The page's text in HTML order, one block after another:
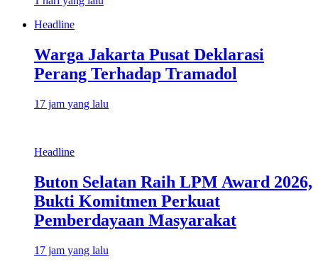
Headline
Warga Jakarta Pusat Deklarasi
Perang Terhadap Tramadol
17 jam yang lalu
Headline
Buton Selatan Raih LPM Award 2026,
Bukti Komitmen Perkuat
Pemberdayaan Masyarakat
17 jam yang lalu